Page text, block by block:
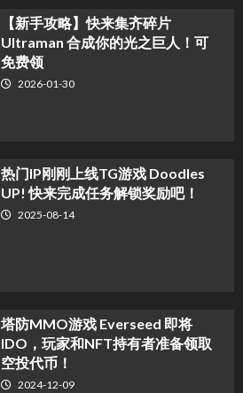
【新手攻略】快来集齐碎片
Ultraman 合成你的光之巨人！可
免费领
2026-01-30
热门IP刚刚上线TG游戏 Doodles
UP! 快来完成任务解锁奖励吧！
2025-08-14
塔防MMO游戏 Everseed 即将
IDO，玩家和NFT持有者准备领取
空投代币！
2024-12-09